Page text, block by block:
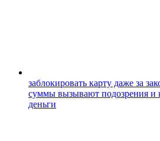
заблокировать карту даже за
суммы вызывают подозрения и
деньги